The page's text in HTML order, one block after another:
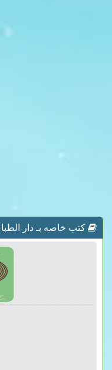
كتب خاصه بـ دار